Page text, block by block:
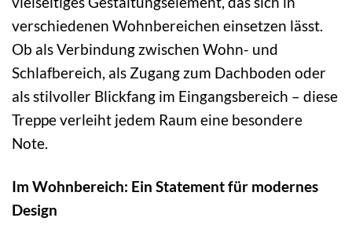
verschiedenen Wohnbereichen einsetzen lässt.
Ob als Verbindung zwischen Wohn- und
Schlafbereich, als Zugang zum Dachboden oder
als stilvoller Blickfang im Eingangsbereich – diese
Treppe verleiht jedem Raum eine besondere
Note.
Im Wohnbereich: Ein Statement für modernes
Design